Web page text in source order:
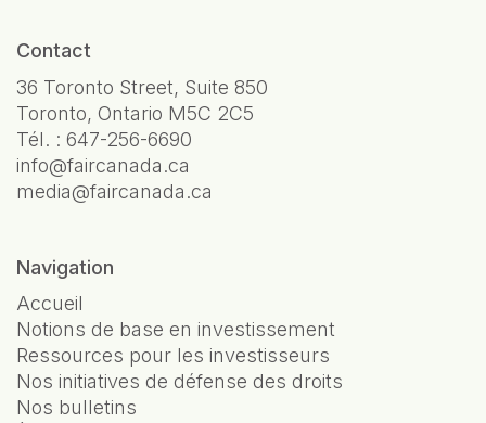
Contact
36 Toronto Street, Suite 850
Toronto, Ontario M5C 2C5
Tél. : 647-256-6690
info@faircanada.ca
media@faircanada.ca
Navigation
Accueil
Notions de base en investissement
Ressources pour les investisseurs
Nos initiatives de défense des droits
Nos bulletins